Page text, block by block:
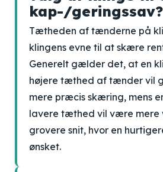
kap-/geringssav?
Tætheden af tænderne på
klingens evne til at skære
Generelt gælder det, at en
højere tæthed af tænder vil
mere præcis skæring, mens
lavere tæthed vil være mere
grovere snit, hvor en
ønsket.